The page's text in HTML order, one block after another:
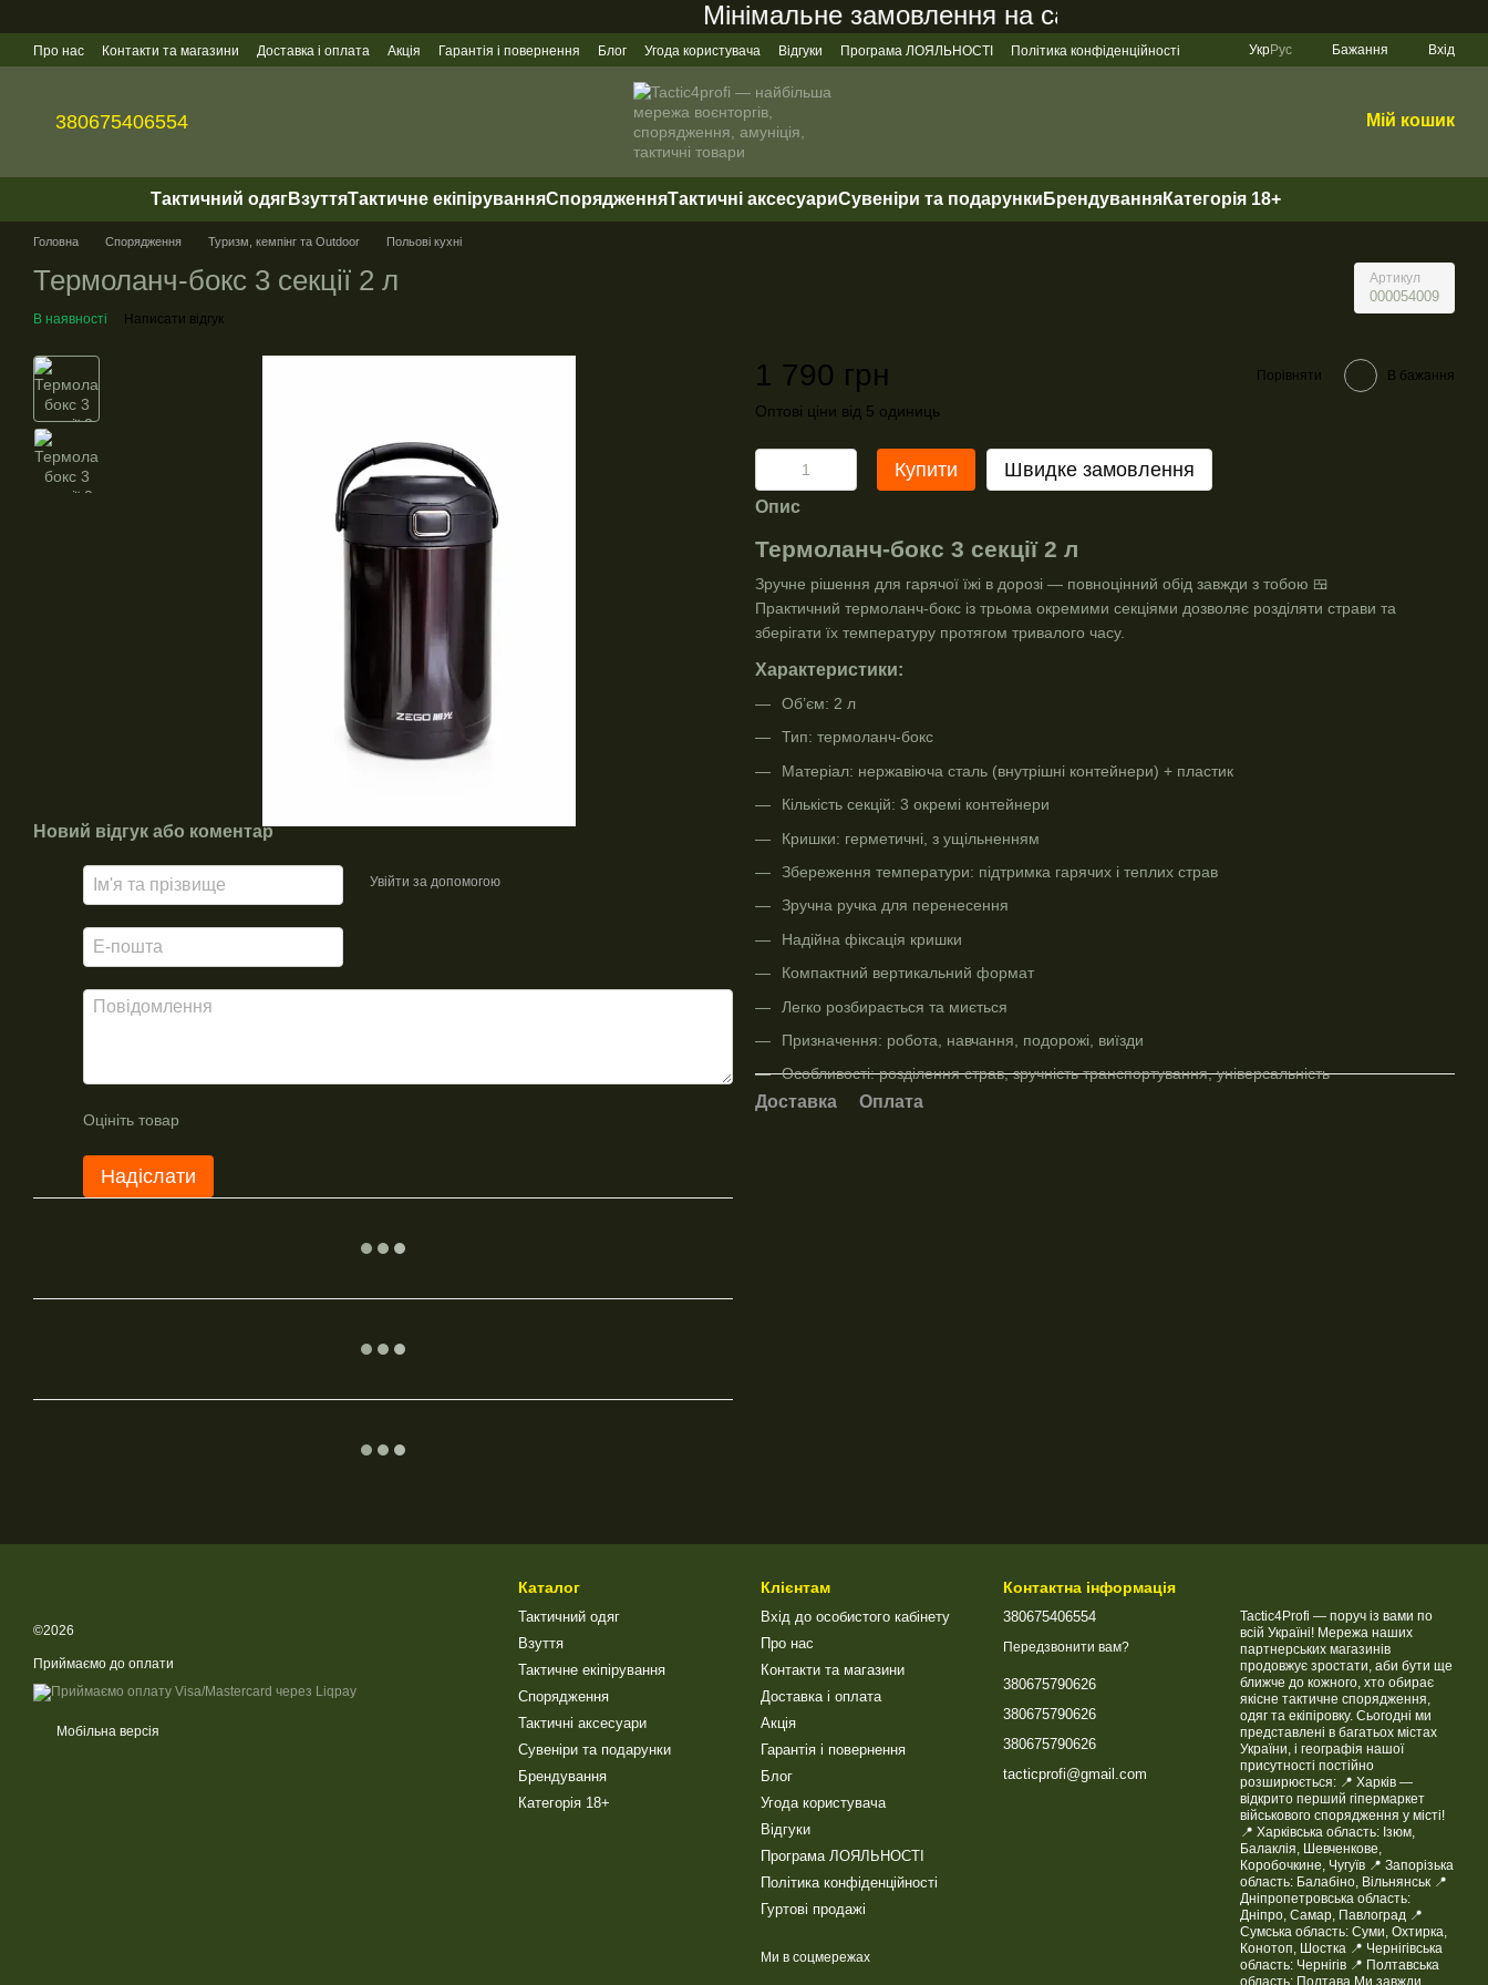
Мінімальне замовлення на сайті становить 200 грн
Про нас Контакти та магазини Доставка і оплата Акція Гарантія і повернення Блог Угода користувача Відгуки Програма ЛОЯЛЬНОСТІ
Політика конфіденційності
УкрРус Бажання Вхід
380675406554 Мій кошик
Тактичний одягВзуттяТактичне екіпіруванняСпорядженняТактичні аксесуариСувеніри та подарунки БрендуванняКатегорія 18+
Головна Спорядження Туризм, кемпінг та Outdoor Польові кухні
Термоланч-бокс 3 секції 2 л Артикул
000054009
В наявності Написати відгук
Новий відгук або коментар
Увійти за допомогою
Оцініть товар
Надіслати
1 790 грн Порівняти В бажання
Оптові ціни від 5 одиниць
Купити Швидке замовлення
Опис
Термоланч-бокс 3 секції 2 л
Зручне рішення для гарячої їжі в дорозі — повноцінний обід завжди з тобою 🍱
Практичний термоланч-бокс із трьома окремими секціями дозволяє розділяти страви та
зберігати їх температуру протягом тривалого часу.
Характеристики:
Об’єм: 2 л
Тип: термоланч-бокс
Матеріал: нержавіюча сталь (внутрішні контейнери) + пластик
Кількість секцій: 3 окремі контейнери
Кришки: герметичні, з ущільненням
Збереження температури: підтримка гарячих і теплих страв
Зручна ручка для перенесення
Надійна фіксація кришки
Компактний вертикальний формат
Легко розбирається та миється
Призначення: робота, навчання, подорожі, виїзди
Особливості: розділення страв, зручність транспортування, універсальність
Доставка Оплата
©2026
Приймаємо до оплати
Мобільна версія
Каталог
Тактичний одяг
Взуття
Тактичне екіпірування
Спорядження
Тактичні аксесуари
Сувеніри та подарунки
Брендування
Категорія 18+
Клієнтам
Вхід до особистого кабінету
Про нас
Контакти та магазини
Доставка і оплата
Акція
Гарантія і повернення
Блог
Угода користувача
Відгуки
Програма ЛОЯЛЬНОСТІ
Політика конфіденційності
Гуртові продажі
Ми в соцмережах
Контактна інформація
380675406554
Передзвонити вам?
380675790626
380675790626
380675790626
tacticprofi@gmail.com
Tactic4Profi — поруч із вами по
всій Україні! Мережа наших
партнерських магазинів
продовжує зростати, аби бути ще
ближче до кожного, хто обирає
якісне тактичне спорядження,
одяг та екіпіровку. Сьогодні ми
представлені в багатьох містах
України, і географія нашої
присутності постійно
розширюється: 📍 Харків —
відкрито перший гіпермаркет
військового спорядження у місті!
📍 Харківська область: Ізюм,
Балаклія, Шевченкове,
Коробочкине, Чугуїв 📍 Запорізька
область: Балабіно, Вільнянськ 📍
Дніпропетровська область:
Дніпро, Самар, Павлоград 📍
Сумська область: Суми, Охтирка,
Конотоп, Шостка 📍 Чернігівська
область: Чернігів 📍 Полтавська